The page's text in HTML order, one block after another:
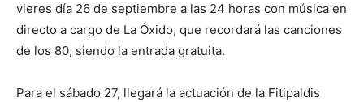
vieres día 26 de septiembre a las 24 horas con música en
directo a cargo de La Óxido, que recordará las canciones
de los 80, siendo la entrada gratuita.
Para el sábado 27, llegará la actuación de la Fitipaldis